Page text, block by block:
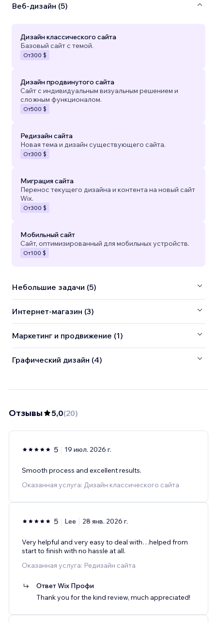
Веб-дизайн (5)
Дизайн классического сайта
Базовый сайт с темой.
От300 $
Дизайн продвинутого сайта
Сайт с индивидуальным визуальным решением и
сложным функционалом.
От500 $
Редизайн сайта
Новая тема и дизайн существующего сайта.
От300 $
Миграция сайта
Перенос текущего дизайна и контента на новый сайт
Wix.
От300 $
Мобильный сайт
Сайт, оптимизированный для мобильных устройств.
От100 $
Небольшие задачи (5)
Интернет-магазин (3)
Маркетинг и продвижение (1)
Графический дизайн (4)
Отзывы 5,0(20)
5 19 июл. 2026 г.
Smooth process and excellent results.
Оказанная услуга: Дизайн классического сайта
5 Lee 28 янв. 2026 г.
Very helpful and very easy to deal with…helped from
start to finish with no hassle at all.
Оказанная услуга: Редизайн сайта
Ответ Wix Профи
Thank you for the kind review, much appreciated!